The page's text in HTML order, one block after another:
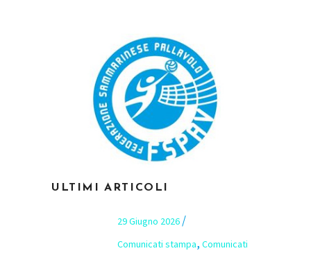
ULTIMI ARTICOLI
29 Giugno 2026
Comunicati stampa, Comunicati